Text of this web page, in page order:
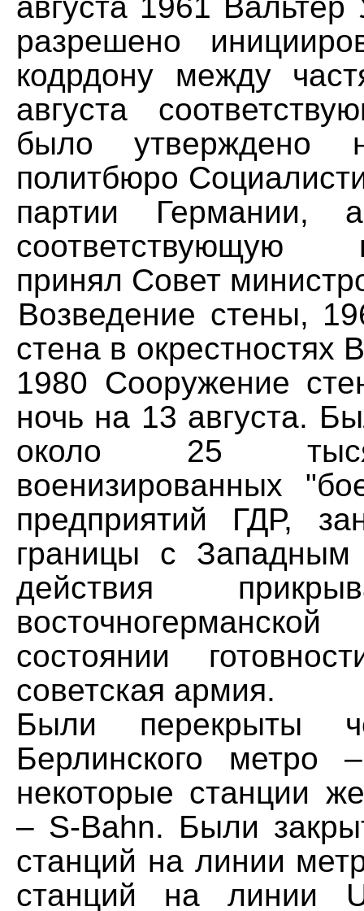
разрешено
кодрдону между
августа
было утверждено
политбюро
партии Германии,
соответствующую
принял Совет
Возведение стены,
стена в окрестностях
1980 Сооружение
ночь на 13 августа.
около 25
военизированных
предприятий ГДР,
границы с
действия
состоянии
советская армия.
Были перекрыты
Берлинского
некоторые станции
– S-Bahn. Были
станций на линии
станций на линии